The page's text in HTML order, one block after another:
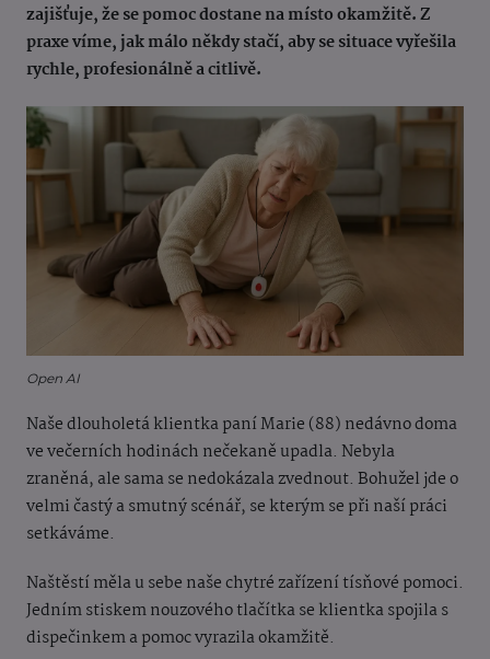
zajišťuje, že se pomoc dostane na místo okamžitě. Z
praxe víme, jak málo někdy stačí, aby se situace vyřešila
rychle, profesionálně a citlivě.
Open AI
Naše dlouholetá klientka paní Marie (88) nedávno doma
ve večerních hodinách nečekaně upadla. Nebyla
zraněná, ale sama se nedokázala zvednout. Bohužel jde o
velmi častý a smutný scénář, se kterým se při naší práci
setkáváme.
Naštěstí měla u sebe naše chytré zařízení tísňové pomoci.
Jedním stiskem nouzového tlačítka se klientka spojila s
dispečinkem a pomoc vyrazila okamžitě.